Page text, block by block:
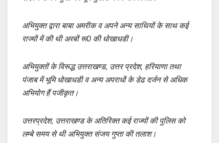
अभियुक्त द्वारा बाबा अमरीक व अपने अन्य साथियों के साथ कई
राज्यों में की थी अरबों रू0 की धोखाधडी।
अभियुक्तों के विरूद्ध उत्तराखण्ड, उत्तर प्रदेश, हरियाणा तथा
पंजाब में भूमि धोखाधडी व अन्य अपराधों के डेढ दर्जन से अधिक
अभियोग हैं पजीकृत।
उत्तरप्रदेश, उत्तराखण्ड के अतिरिक्त कई राज्यों की पुलिस को
लम्बे समय से थी अभियुक्त संजय गुप्ता की तलाश।